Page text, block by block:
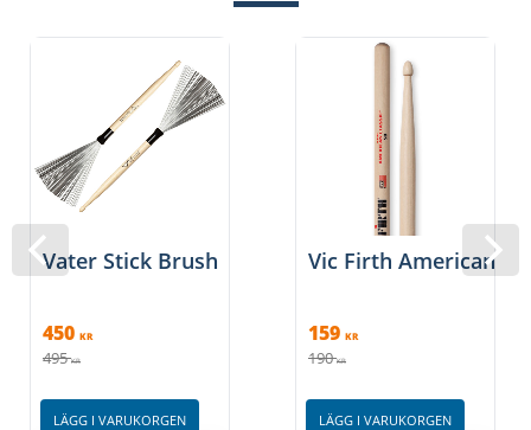
Vater Stick Brush
450 KR
495 KR
LÄGG I VARUKORGEN
Vic Firth American
159 KR
190 KR
LÄGG I VARUKORGEN